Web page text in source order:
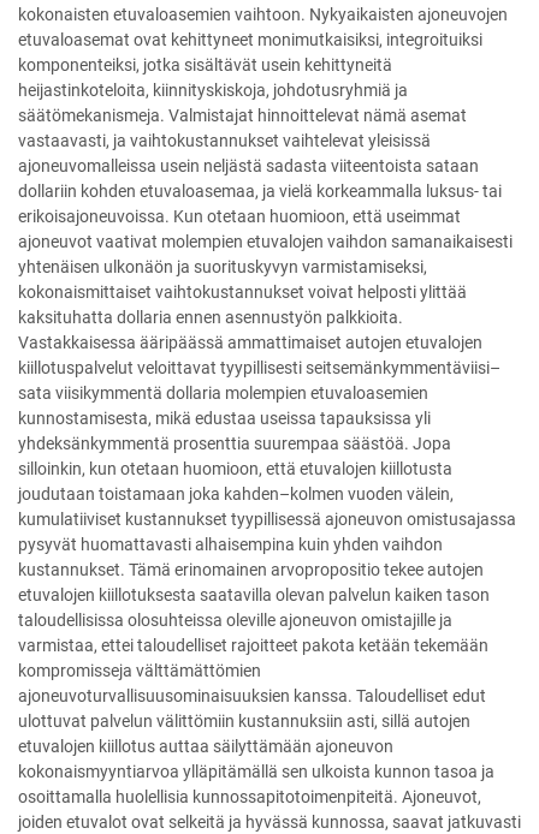
kokonaisten etuvaloasemien vaihtoon. Nykyaikaisten ajoneuvojen
etuvaloasemat ovat kehittyneet monimutkaisiksi, integroituiksi
komponenteiksi, jotka sisältävät usein kehittyneitä
heijastinkoteloita, kiinnityskiskoja, johdotusryhmiä ja
säätömekanismeja. Valmistajat hinnoittelevat nämä asemat
vastaavasti, ja vaihtokustannukset vaihtelevat yleisissä
ajoneuvomalleissa usein neljästä sadasta viiteentoista sataan
dollariin kohden etuvaloasemaa, ja vielä korkeammalla luksus- tai
erikoisajoneuvoissa. Kun otetaan huomioon, että useimmat
ajoneuvot vaativat molempien etuvalojen vaihdon samanaikaisesti
yhtenäisen ulkonäön ja suorituskyvyn varmistamiseksi,
kokonaismittaiset vaihtokustannukset voivat helposti ylittää
kaksituhatta dollaria ennen asennustyön palkkioita.
Vastakkaisessa ääripäässä ammattimaiset autojen etuvalojen
kiillotuspalvelut veloittavat tyypillisesti seitsemänkymmentäviisi–
sata viisikymmentä dollaria molempien etuvaloasemien
kunnostamisesta, mikä edustaa useissa tapauksissa yli
yhdeksänkymmentä prosenttia suurempaa säästöä. Jopa
silloinkin, kun otetaan huomioon, että etuvalojen kiillotusta
joudutaan toistamaan joka kahden–kolmen vuoden välein,
kumulatiiviset kustannukset tyypillisessä ajoneuvon omistusajassa
pysyvät huomattavasti alhaisempina kuin yhden vaihdon
kustannukset. Tämä erinomainen arvopropositio tekee autojen
etuvalojen kiillotuksesta saatavilla olevan palvelun kaiken tason
taloudellisissa olosuhteissa oleville ajoneuvon omistajille ja
varmistaa, ettei taloudelliset rajoitteet pakota ketään tekemään
kompromisseja välttämättömien
ajoneuvoturvallisuusominaisuuksien kanssa. Taloudelliset edut
ulottuvat palvelun välittömiin kustannuksiin asti, sillä autojen
etuvalojen kiillotus auttaa säilyttämään ajoneuvon
kokonaismyyntiarvoa ylläpitämällä sen ulkoista kunnon tasoa ja
osoittamalla huolellisia kunnossapitotoimenpiteitä. Ajoneuvot,
joiden etuvalot ovat selkeitä ja hyvässä kunnossa, saavat jatkuvasti